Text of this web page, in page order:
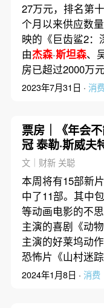
27万元，排名第
个月以来供应数
映的《巨齿鲨2：
由杰森·斯坦森、
房已超过2000
2023年7月31日 · 消
票房｜《年会
冠 泰勒·斯威夫
破影史纪录
文｜财新 关聪
本周将有15部新
中了11部。其中
等动画电影的不
主演的喜剧《动
主演的好莱坞动
恐怖片《山村迷
2024年1月8日 · 消费